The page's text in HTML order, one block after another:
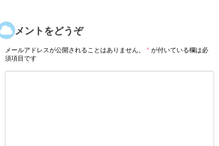
コメントをどうぞ
メールアドレスが公開されることはありません。 * が付いている欄は必
須項目です